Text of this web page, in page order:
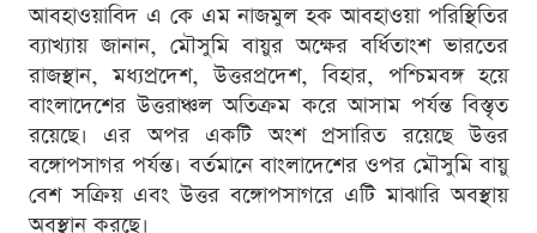
আবহাওয়াবিদ এ কে এম নাজমুল হক আবহাওয়া পরিস্থিতির
ব্যাখ্যায় জানান, মৌসুমি বায়ুর অক্ষের বর্ধিতাংশ ভারতের
রাজস্থান, মধ্যপ্রদেশ, উত্তরপ্রদেশ, বিহার, পশ্চিমবঙ্গ হয়ে
বাংলাদেশের উত্তরাঞ্চল অতিক্রম করে আসাম পর্যন্ত বিস্তৃত
রয়েছে। এর অপর একটি অংশ প্রসারিত রয়েছে উত্তর
বঙ্গোপসাগর পর্যন্ত। বর্তমানে বাংলাদেশের ওপর মৌসুমি বায়ু
বেশ সক্রিয় এবং উত্তর বঙ্গোপসাগরে এটি মাঝারি অবস্থায়
অবস্থান করছে।